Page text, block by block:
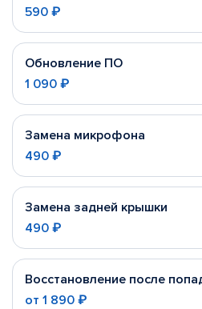
590 ₽
Обновление ПО
1 090 ₽
Замена микрофона
490 ₽
Замена задней крышки
490 ₽
Восстановление после
от 1 890 ₽